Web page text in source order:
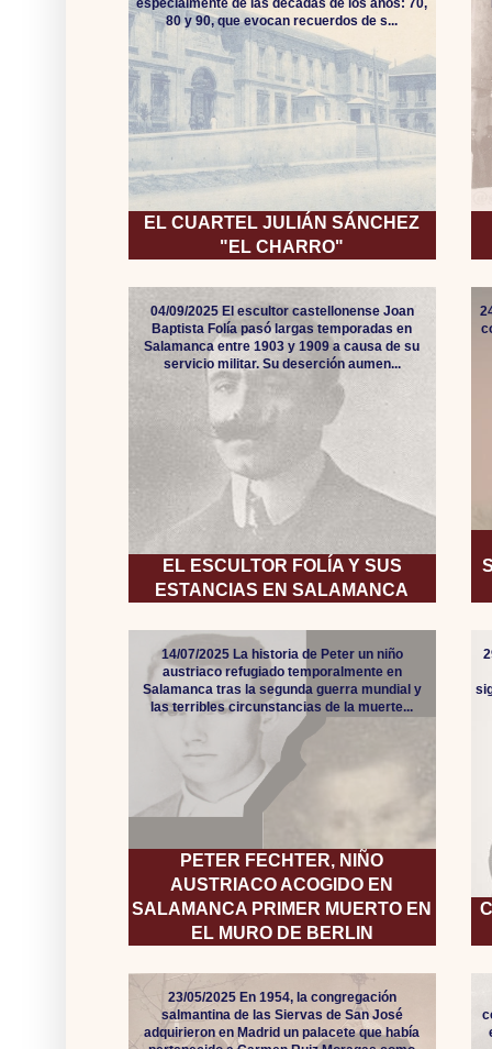
EL CUARTEL JULIÁN SÁNCHEZ
"EL CHARRO"
especialmente de las décadas de los años: 70,
80 y 90, que evocan recuerdos de s...
EL ESCULTOR FOLÍA Y SUS
ESTANCIAS EN SALAMANCA
04/09/2025 El escultor castellonense Joan
Baptista Folía pasó largas temporadas en
Salamanca entre 1903 y 1909 a causa de su
servicio militar. Su deserción aumen...
PETER FECHTER, NIÑO
AUSTRIACO ACOGIDO EN
SALAMANCA PRIMER MUERTO EN
EL MURO DE BERLIN
14/07/2025 La historia de Peter un niño
austriaco refugiado temporalmente en
Salamanca tras la segunda guerra mundial y
las terribles circunstancias de la muerte...
23/05/2025 En 1954, la congregación
salmantina de las Siervas de San José
adquirieron en Madrid un palacete que había